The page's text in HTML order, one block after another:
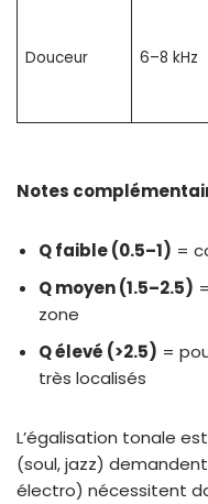
Douceur 6–8 kHz
Notes
Q faible (0.5–1) =
Q moyen (1.5–2.5)
zone
Q élevé (>2.5) =
très localisés
L’égalisation tonale
(soul, jazz)
électro) nécessitent